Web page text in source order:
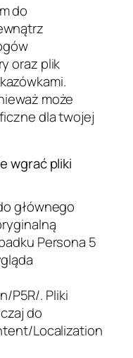
do
oraz plik
może
dla twojej
wgrać pliki
głównego
Persona 5
P5R/. Pliki
do
Localization